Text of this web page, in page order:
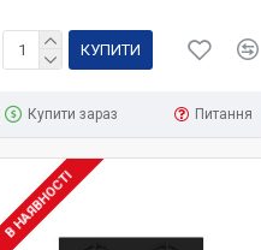
КУПИТИ
Купити зараз Питання
В НАЯВНОСТІ